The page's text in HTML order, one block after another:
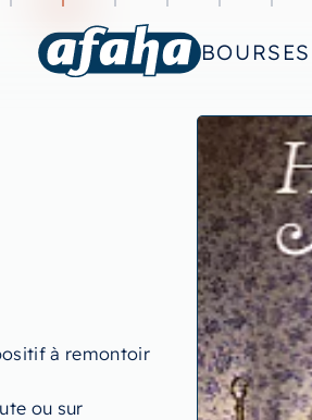
BOURSES
à remontoir
ou sur